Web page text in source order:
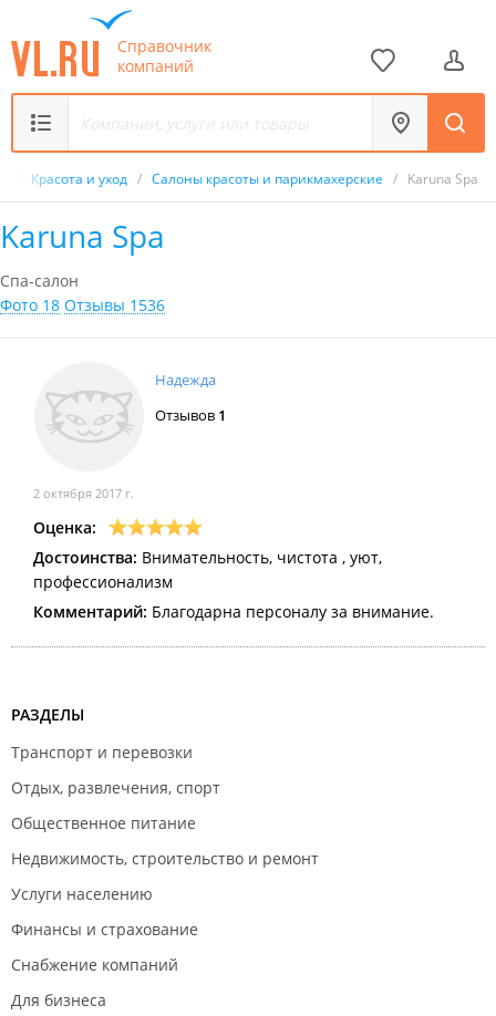
Справочник
компаний
Красота и уход / Салоны красоты и парикмахерские / Karuna Spa
Karuna Spa
Спа-салон
Фото 18 Отзывы 1536
Надежда
Отзывов 1
2 октября 2017 г.
Оценка:
Достоинства: Внимательность, чистота , уют,
профессионализм
Комментарий: Благодарна персоналу за внимание.
РАЗДЕЛЫ
Транспорт и перевозки
Отдых, развлечения, спорт
Общественное питание
Недвижимость, строительство и ремонт
Услуги населению
Финансы и страхование
Снабжение компаний
Для бизнеса